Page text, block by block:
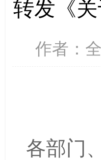
转发《
作者：
各部门